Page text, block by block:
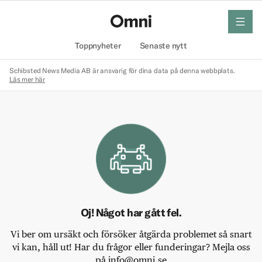
Toppnyheter Senaste nytt
meny
Schibsted News Media AB är ansvarig för dina data på denna webbplats.
Läs mer här
Oj! Något har gått fel.
Vi ber om ursäkt och försöker åtgärda problemet så snart
vi kan, håll ut! Har du frågor eller funderingar? Mejla oss